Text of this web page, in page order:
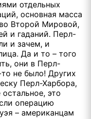
отдельных
основная масса
Второй Мировой,
и гаданий. Перл-
и зачем, и
Да и то – того
они в Перл-
не было! Других
Перл-Харбора,
это
операцию
– американцам